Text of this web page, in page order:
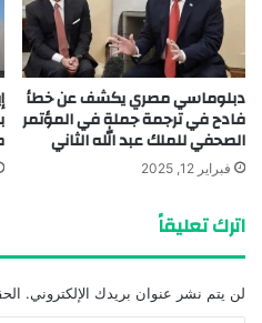
دبلوماسي مصري يكشف عن خطأ
فادح في ترجمة جملة في المؤتمر
الصحفي للملك عبد الله الثاني
فبراير 12, 2025
اترك تعليقاً
لن يتم نشر عنوان بريدك الإلكتروني.